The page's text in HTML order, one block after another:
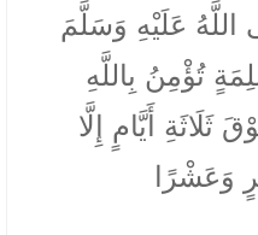
اللَّهُ عَلَيْهِ وَسَلَّمَ
تُؤْمِنُ بِاللَّهِ
ثَلَاثَةِ أَيَّامٍ إِلَّا
وَعَشْرًا